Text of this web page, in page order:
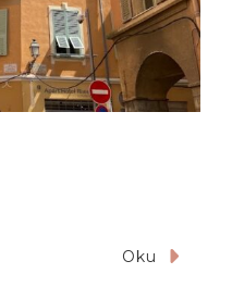
Oku